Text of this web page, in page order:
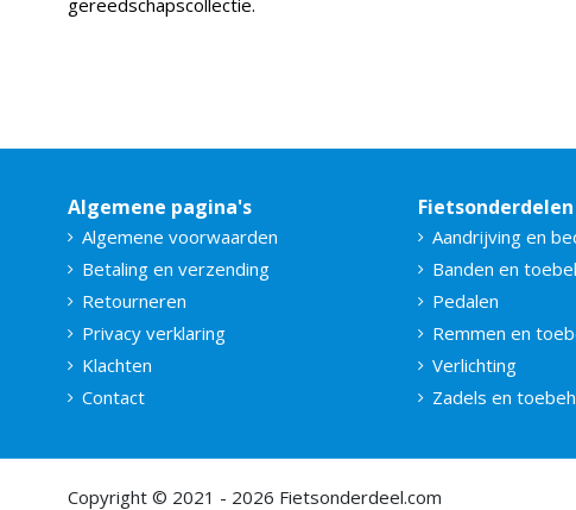
Algemene pagina's
Algemene voorwaarden
Betaling en verzending
Retourneren
Privacy verklaring
Klachten
Contact
Fietsonderdelen
Aandrijving en
Banden en
Pedalen
Remmen en
Verlichting
Zadels en
Copyright © 2021 - 2026 Fietsonderdeel.com